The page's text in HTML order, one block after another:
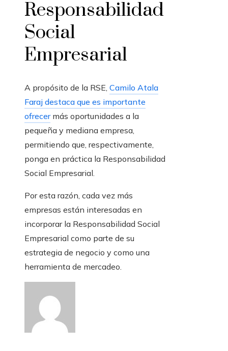
Responsabilidad
Social
Empresarial
A propósito de la RSE, Camilo Atala
Faraj destaca que es importante
ofrecermás oportunidades a la
pequeña y mediana empresa,
permitiendo que, respectivamente,
ponga en práctica la Responsabilidad
Social Empresarial.
Por esta razón, cada vez más
empresas están interesadas en
incorporar la Responsabilidad Social
Empresarial como parte de su
estrategia de negocio y como una
herramienta de mercadeo.